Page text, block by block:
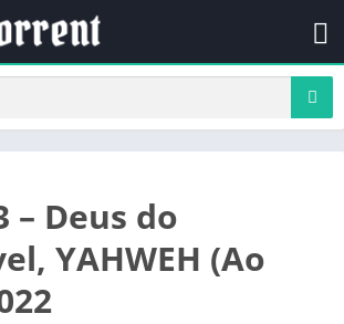
– Deus do
YAHWEH (Ao